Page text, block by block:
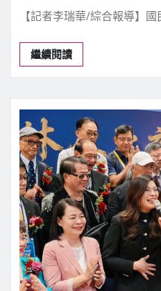
【記者李瑞華/綜合報導】
繼續閱讀